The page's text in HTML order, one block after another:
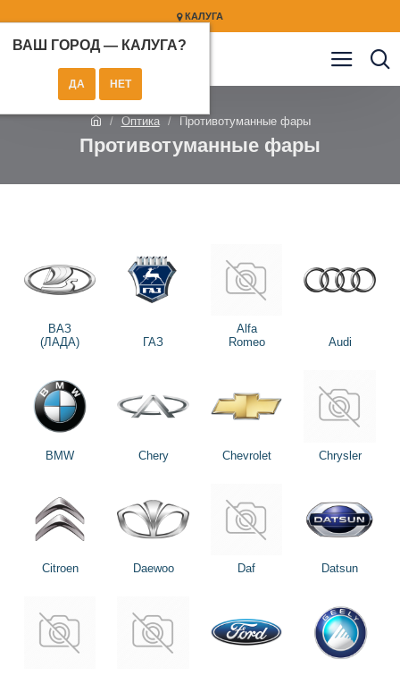
КАЛУГА
ВАШ ГОРОД — КАЛУГА?
Оптика Противотуманные фары
Противотуманные фары
ВАЗ
(ЛАДА)
ГАЗ
Alfa
Romeo
Audi
BMW Chery Chevrolet Chrysler
Citroen Daewoo Daf Datsun